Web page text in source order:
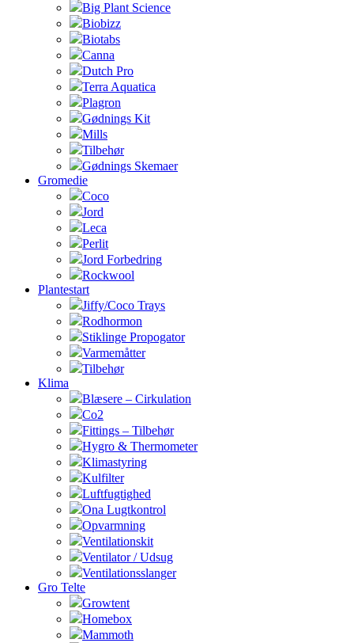
Big Plant Science
Biobizz
Biotabs
Canna
Dutch Pro
Terra Aquatica
Plagron
Gødnings Kit
Mills
Tilbehør
Gødnings Skemaer
Gromedie
Coco
Jord
Leca
Perlit
Jord Forbedring
Rockwool
Plantestart
Jiffy/Coco Trays
Rodhormon
Stiklinge Propogator
Varmemåtter
Tilbehør
Klima
Blæsere – Cirkulation
Co2
Fittings – Tilbehør
Hygro & Thermometer
Klimastyring
Kulfilter
Luftfugtighed
Ona Lugtkontrol
Opvarmning
Ventilationskit
Ventilator / Udsug
Ventilationsslanger
Gro Telte
Growtent
Homebox
Mammoth